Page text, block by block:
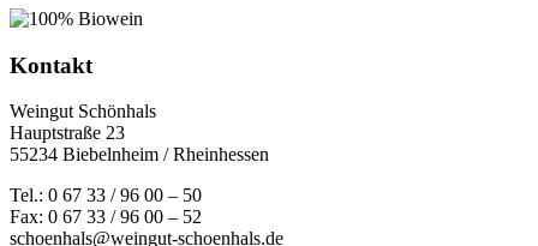
Kontakt
Weingut Schönhals
Hauptstraße 23
55234 Biebelnheim / Rheinhessen
Tel.: 0 67 33 / 96 00 – 50
Fax: 0 67 33 / 96 00 – 52
schoenhals@weingut-schoenhals.de